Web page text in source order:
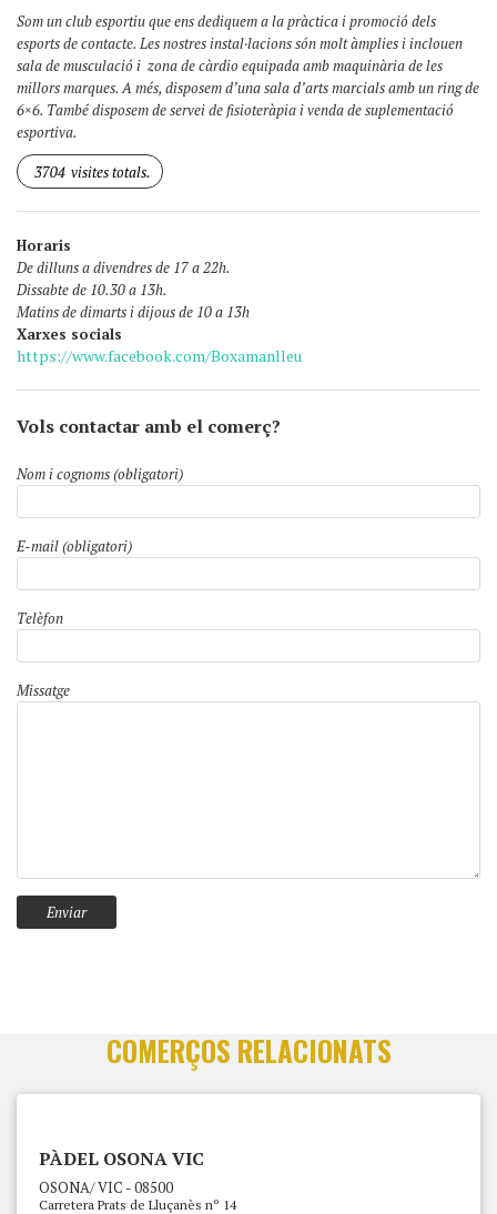
Som un club esportiu que ens dediquem a la pràctica i promoció dels
esports de contacte. Les nostres instal·lacions són molt àmplies i inclouen
sala de musculació i zona de càrdio equipada amb maquinària de les
millors marques. A més, disposem d’una sala d’arts marcials amb un ring de
6×6. També disposem de servei de fisioteràpia i venda de suplementació
esportiva.
3704 visites totals.
Horaris
De dilluns a divendres de 17 a 22h.
Dissabte de 10.30 a 13h.
Matins de dimarts i dijous de 10 a 13h
Xarxes socials
https://www.facebook.com/Boxamanlleu
Vols contactar amb el comerç?
Nom i cognoms (obligatori)
E-mail (obligatori)
Telèfon
Missatge
COMERÇOS RELACIONATS
PÀDEL OSONA VIC
OSONA/ VIC - 08500
Carretera Prats de Lluçanès nº 14